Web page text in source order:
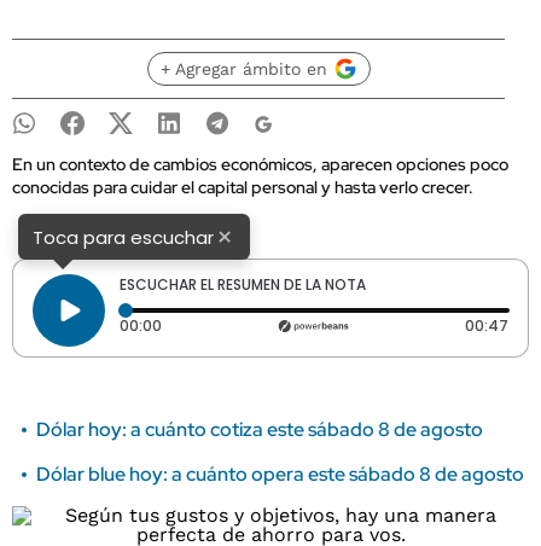
+ Agregar ámbito en
En un contexto de cambios económicos, aparecen opciones poco
conocidas para cuidar el capital personal y hasta verlo crecer.
Toca para escuchar×
ESCUCHAR EL RESUMEN DE LA NOTA
00:00 Tiempo transcurrido: 0 segundos 00:47
Dólar hoy: a cuánto cotiza este sábado 8 de agosto
Dólar blue hoy: a cuánto opera este sábado 8 de agosto